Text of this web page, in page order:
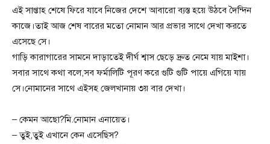
এই সাপ্তাহ শেষে ফিরে যাবে নিজের দেশে আবারো ব্যস্ত হয়ে উঠবে দৈন্দিন
কাজে।তাই আজ শেষ বারের মতো নোমান আর প্রভার সাথে দেখা করতে
এসেছে সে।
গাড়ি কারাগারের সামনে দাড়াতেই দীর্ঘ শ্বাস ছেড়ে দ্রুত নেমে যায় মাইশা।
সবার সাথে কথা বলে,সব ফর্মালিটি পূরণ করে গুটি গুটি পায়ে এগিয়ে যায়
সে।নোমানের সাথে এইসহ জেলখানায় ৩য় বার দেখা।
– কেমন আছো?মি.নোমান এনায়েত।
– তুই,তুই এখানে কেন এসেছিস?